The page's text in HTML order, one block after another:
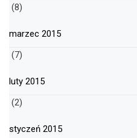
(8)
marzec 2015
(7)
luty 2015
(2)
styczeń 2015